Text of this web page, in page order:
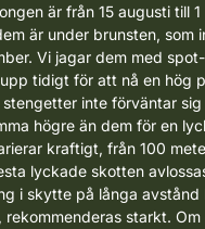
är från 15 augusti till 1
är under brunsten, som
Vi jagar dem med
tidigt för att nå en hög
inte förväntar
högre än dem för en
kraftigt, från 100
lyckade skotten
i skytte på långa avstånd
rekommenderas starkt.